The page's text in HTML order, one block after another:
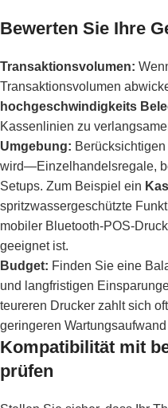
Bewerten Sie Ihre
Transaktionsvolumen:
Transaktionsvolumen
hochgeschwindigkeits
Kassenlinien zu
Umgebung:
wird—Einzelhandelsregale,
Setups. Zum Beispiel ein
spritzwassergeschützte
mobiler Bluetooth-POS-
geeignet ist.
Budget: Finden Sie eine
und langfristigen
teureren Drucker zahlt sich
geringeren Wartungsaufwand
Kompatibilität mit
prüfen